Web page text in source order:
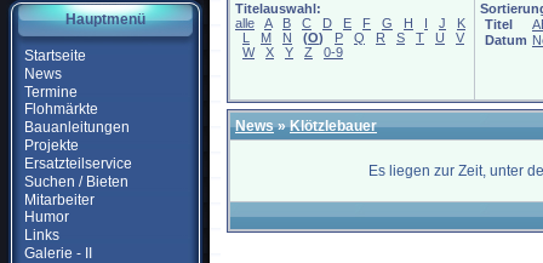
Hauptmenü
Startseite
News
Termine
Flohmärkte
Bauanleitungen
Projekte
Ersatzteilservice
Suchen / Bieten
Mitarbeiter
Humor
Links
Galerie - II
Titelauswahl:
alle
A B C D E F G H I J
K
L
M N (O) P Q R S T U
V
W
X Y Z 0-9
Titel
Datum
News»Klötzlebauer
Es liegen zur Zeit, unter